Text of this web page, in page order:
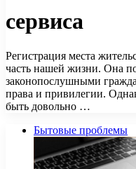
сервиса
Регистрация места
часть нашей жизни. Она
законопослушными
права и привилегии.
быть довольно …
Бытовые проблемы